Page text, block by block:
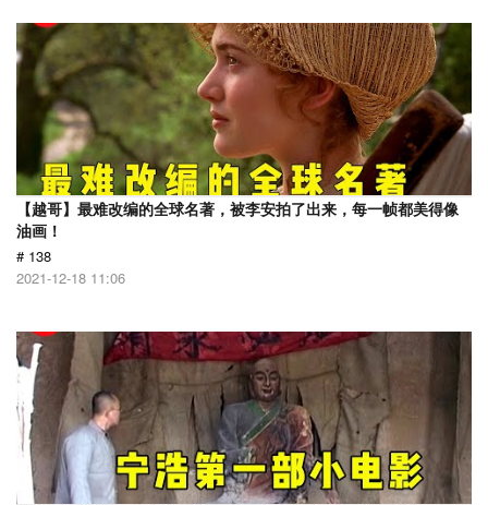
【越哥】最难改编的全球名著，被李安拍了出来，每一帧都美得像
油画！
# 138
2021-12-18 11:06